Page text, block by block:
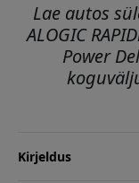
Lae autos
ALOGIC
Power
Kirjeldus